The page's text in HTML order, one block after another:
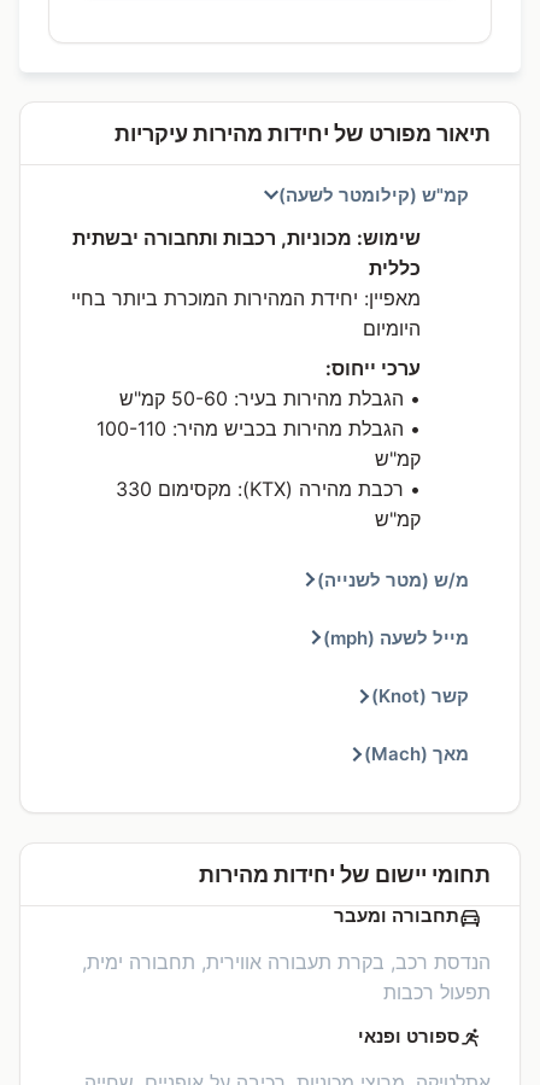
תיאור מפורט של יחידות מהירות עיקריות
קמ"ש (קילומטר לשעה)
שימוש: מכוניות, רכבות ותחבורה יבשתית
כללית
מאפיין: יחידת המהירות המוכרת ביותר בחיי
היומיום
ערכי ייחוס:
• הגבלת מהירות בעיר: 50-60 קמ"ש
• הגבלת מהירות בכביש מהיר: 100-110
קמ"ש
• רכבת מהירה (KTX): מקסימום 330
קמ"ש
מ/ש (מטר לשנייה)
מייל לשעה (mph)
קשר (Knot)
מאך (Mach)
תחומי יישום של יחידות מהירות
תחבורה ומעבר
הנדסת רכב, בקרת תעבורה אווירית, תחבורה ימית,
תפעול רכבות
ספורט ופנאי